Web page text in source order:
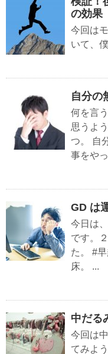
の効果
今回は
いて、
自分の
何を言
思うよ
つ。 自
事をや
GD は
今日は
です。
た。 #
床。 ...
中だる
今回は
てみよ